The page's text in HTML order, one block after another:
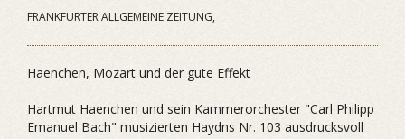
FRANKFURTER ALLGEMEINE ZEITUNG,
Haenchen, Mozart und der gute Effekt
Hartmut Haenchen und sein Kammerorchester "Carl Philipp
Emanuel Bach" musizierten Haydns Nr. 103 ausdrucksvoll